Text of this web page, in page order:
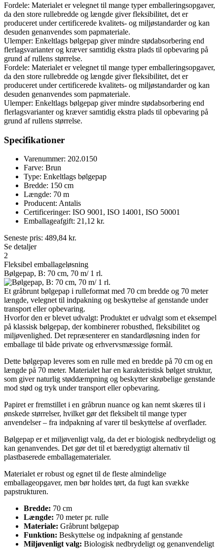
Fordele: Materialet er velegnet til mange typer emballeringsopgaver,
da den store rullebredde og længde giver fleksibilitet, det er
produceret under certificerede kvalitets- og miljøstandarder og kan
desuden genanvendes som papmateriale.
Ulemper: Enkeltlags bølgepap giver mindre stødabsorbering end
flerlagsvarianter og kræver samtidig ekstra plads til opbevaring på
grund af rullens størrelse.
Fordele: Materialet er velegnet til mange typer emballeringsopgaver,
da den store rullebredde og længde giver fleksibilitet, det er
produceret under certificerede kvalitets- og miljøstandarder og kan
desuden genanvendes som papmateriale.
Ulemper: Enkeltlags bølgepap giver mindre stødabsorbering end
flerlagsvarianter og kræver samtidig ekstra plads til opbevaring på
grund af rullens størrelse.
Specifikationer
Varenummer: 202.0150
Farve: Brun
Type: Enkeltlags bølgepap
Bredde: 150 cm
Længde: 70 m
Producent: Antalis
Certificeringer: ISO 9001, ISO 14001, ISO 50001
Emballageafgift: 21,12 kr.
Seneste pris: 489,84 kr.
Se detaljer
2
Fleksibel emballageløsning
Bølgepap, B: 70 cm, 70 m/ 1 rl.
Et gråbrunt bølgepap i rulleformat med 70 cm bredde og 70 meter
længde, velegnet til indpakning og beskyttelse af genstande under
transport eller opbevaring.
Hvorfor den er blevet udvalgt: Produktet er udvalgt som et eksempel
på klassisk bølgepap, der kombinerer robusthed, fleksibilitet og
miljøvenlighed. Det repræsenterer en standardløsning inden for
emballage til både private og erhvervsmæssige formål.
Dette bølgepap leveres som en rulle med en bredde på 70 cm og en
længde på 70 meter. Materialet har en karakteristisk bølget struktur,
som giver naturlig støddæmpning og beskytter skrøbelige genstande
mod stød og tryk under transport eller opbevaring.
Papiret er fremstillet i en gråbrun nuance og kan nemt skæres til i
ønskede størrelser, hvilket gør det fleksibelt til mange typer
anvendelser – fra indpakning af varer til beskyttelse af overflader.
Bølgepap er et miljøvenligt valg, da det er biologisk nedbrydeligt og
kan genanvendes. Det gør det til et bæredygtigt alternativ til
plastbaserede emballagematerialer.
Materialet er robust og egnet til de fleste almindelige
emballageopgaver, men bør holdes tørt, da fugt kan svække
papstrukturen.
Bredde: 70 cm
Længde: 70 meter pr. rulle
Materiale: Gråbrunt bølgepap
Funktion: Beskyttelse og indpakning af genstande
Miljøvenligt valg: Biologisk nedbrydeligt og genanvendeligt